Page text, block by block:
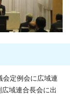
会定例会に広域連
域連合長会に出